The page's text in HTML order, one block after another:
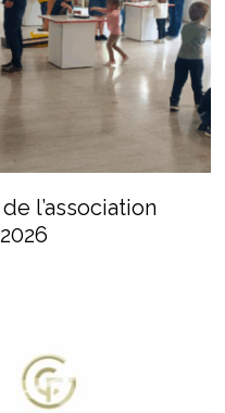
l’association